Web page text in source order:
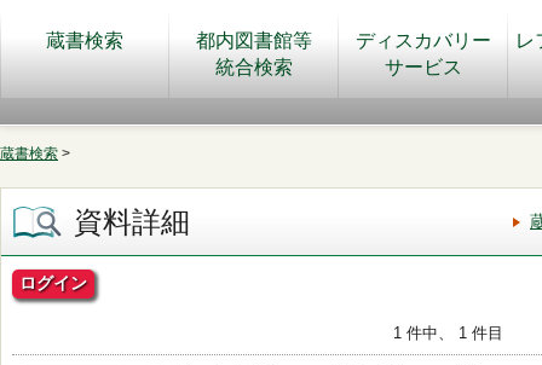
蔵書検索
都内図書館等
統合検索
ディスカバリー
サービス
レ
蔵書検索 >
資料詳細
ログイン
1 件中、 1 件目